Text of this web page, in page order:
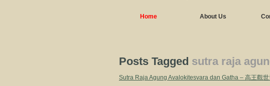
Home About Us
Posts Tagged sutra raja
Sutra Raja Agung Avalokitesvara dan Gatha – 高王觀世